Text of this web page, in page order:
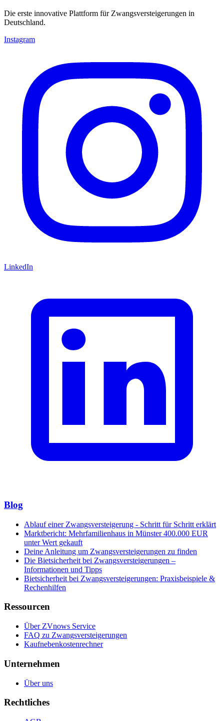
Die erste innovative Plattform für Zwangsversteigerungen in
Deutschland.
Instagram
LinkedIn
Blog
Ablauf einer Zwangsversteigerung - Schritt für Schritt erklärt
Marktbericht: Mehrfamilienhaus in Münster 400.000 EUR
unter Wert gekauft
Deine Anleitung um Zwangsversteigerungen zu finden
Die Bietsicherheit bei Zwangsversteigerungen –
Informationen und Tipps
Bietsicherheit bei Zwangsversteigerungen: Praxisbeispiele &
Rechenhilfen
Ressourcen
Über ZVnows Service
FAQ zu Zwangsversteigerungen
Kaufnebenkostenrechner
Unternehmen
Über uns
Rechtliches